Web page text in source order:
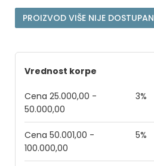
PROIZVOD VIŠE NIJE DOSTUPAN
Vrednost korpe
Cena 25.000,00 -
50.000,00
3%
Cena 50.001,00 -
100.000,00
5%